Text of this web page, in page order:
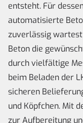
entsteht. Für
automatisierte
zuverlässig wartest
Beton die
durch vielfältige
beim Beladen der
sicheren
und Köpfchen. Mit
zur Aufbereitung